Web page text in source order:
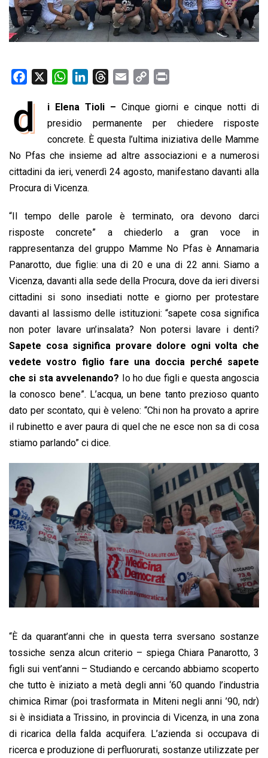
e
o
o
k
W
a
t
s
A
p
p
n
e
d
I
r
e
a
d
s
a
i
l
p
y
L
i
n
i
t
d i Elena Tioli – Cinque giorni e cinque notti di
presidio permanente per chiedere risposte
concrete. È questa l’ultima iniziativa delle Mamme
No Pfas che insieme ad altre associazioni e a numerosi
cittadini da ieri, venerdì 24 agosto, manifestano davanti alla
Procura di Vicenza.
“Il tempo delle parole è terminato, ora devono darci
risposte concrete” a chiederlo a gran voce in
rappresentanza del gruppo Mamme No Pfas è Annamaria
Panarotto, due figlie: una di 20 e una di 22 anni. Siamo a
Vicenza, davanti alla sede della Procura, dove da ieri diversi
cittadini si sono insediati notte e giorno per protestare
davanti al lassismo delle istituzioni: “sapete cosa significa
non poter lavare un’insalata? Non potersi lavare i denti?
Sapete cosa significa provare dolore ogni volta che
vedete vostro figlio fare una doccia perché sapete
che si sta avvelenando? Io ho due figli e questa angoscia
la conosco bene”. L’acqua, un bene tanto prezioso quanto
dato per scontato, qui è veleno: “Chi non ha provato a aprire
il rubinetto e aver paura di quel che ne esce non sa di cosa
stiamo parlando” ci dice.
“È da quarant’anni che in questa terra sversano sostanze
tossiche senza alcun criterio – spiega Chiara Panarotto, 3
figli sui vent’anni – Studiando e cercando abbiamo scoperto
che tutto è iniziato a metà degli anni ‘60 quando l’industria
chimica Rimar (poi trasformata in Miteni negli anni ’90, ndr)
si è insidiata a Trissino, in provincia di Vicenza, in una zona
di ricarica della falda acquifera. L’azienda si occupava di
ricerca e produzione di perfluorurati, sostanze utilizzate per